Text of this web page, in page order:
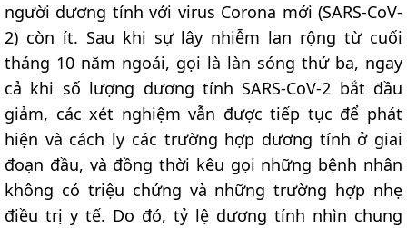
người dương tính với virus Corona mới (SARS-CoV-
2) còn ít. Sau khi sự lây nhiễm lan rộng từ cuối
tháng 10 năm ngoái, gọi là làn sóng thứ ba, ngay
cả khi số lượng dương tính SARS-CoV-2 bắt đầu
giảm, các xét nghiệm vẫn được tiếp tục để phát
hiện và cách ly các trường hợp dương tính ở giai
đoạn đầu, và đồng thời kêu gọi những bệnh nhân
không có triệu chứng và những trường hợp nhẹ
điều trị y tế. Do đó, tỷ lệ dương tính nhìn chung